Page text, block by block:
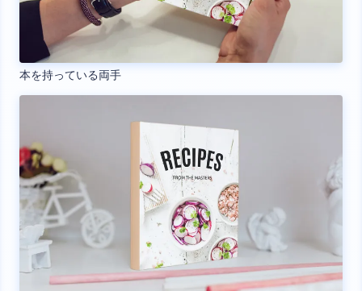
本を持っている両手